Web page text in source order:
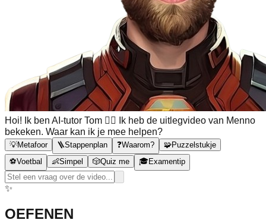
Hoi! Ik ben AI-tutor Tom 🙋‍♂️ Ik heb de uitlegvideo van Menno
bekeken. Waar kan ik je mee helpen?
💡Metafoor 🪜Stappenplan ❓Waarom? 🧩Puzzelstukje
⚽Voetbal 👶Simpel 🎲Quiz me 🎓Examentip
✨
OEFENEN